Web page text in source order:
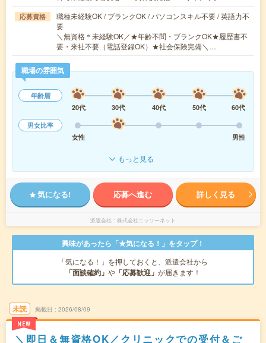
応募資格
職種未経験OK / ブランクOK / パソコンスキル不要 / 英語力不
要
＼無資格＊未経験OK／★年齢不問・ブランクOK★履歴書不
要・来社不要（電話登録OK）★社会保険完備＼…
職場の雰囲気
年齢層
20代
30代 40代 50代
60代
男女比率
女性
男性
もっと見る
気になる! 応募へ進む 詳しく見る
派遣会社 株式会社ニッソーネット
興味があったら「★気になる！」をタップ！
「気になる！」を押しておくと、派遣会社から
「面談確約」 や 「応募歓迎」 が届きます！
未読
NEW
掲載日 2026/08/09
＼即日＆無資格OK／クリニックでの受付＆ご